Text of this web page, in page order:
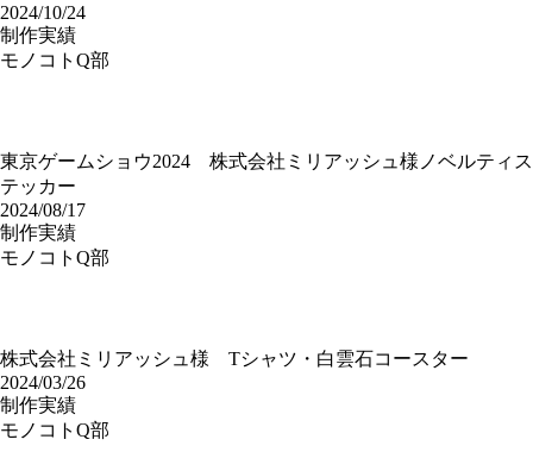
2024/10/24
制作実績
モノコトQ部
東京ゲームショウ2024 株式会社ミリアッシュ様ノベルティス
テッカー
2024/08/17
制作実績
モノコトQ部
株式会社ミリアッシュ様 Tシャツ・白雲石コースター
2024/03/26
制作実績
モノコトQ部